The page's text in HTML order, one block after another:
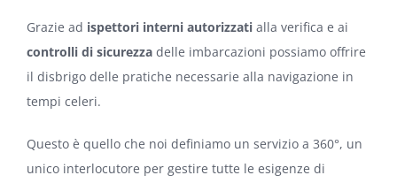
Grazie ad ispettori interni autorizzati alla verifica e ai
controlli di sicurezza delle imbarcazioni possiamo offrire
il disbrigo delle pratiche necessarie alla navigazione in
tempi celeri.
Questo è quello che noi definiamo un servizio a 360°, un
unico interlocutore per gestire tutte le esigenze di